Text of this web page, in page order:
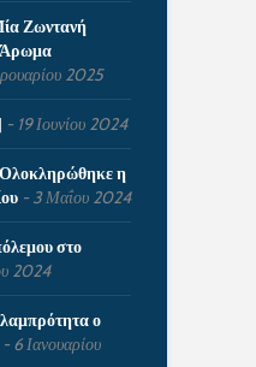
Ζωντανή
Άρωμα
2025
19 Ιουνίου 2024
η
3 Μαΐου 2024
στο
2024
ο
6 Ιανουαρίου